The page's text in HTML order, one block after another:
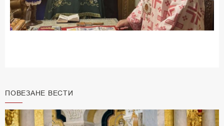
ПОВЕЗАНЕ ВЕСТИ